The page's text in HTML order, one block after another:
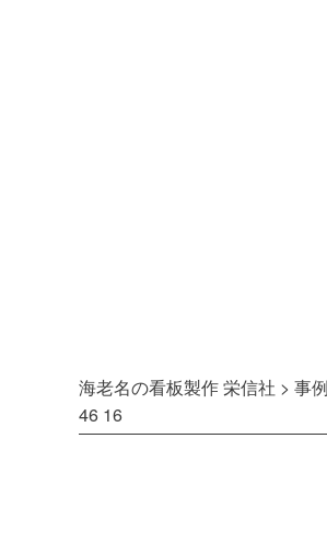
海老名の看板製作 栄信社 > 事
46 16